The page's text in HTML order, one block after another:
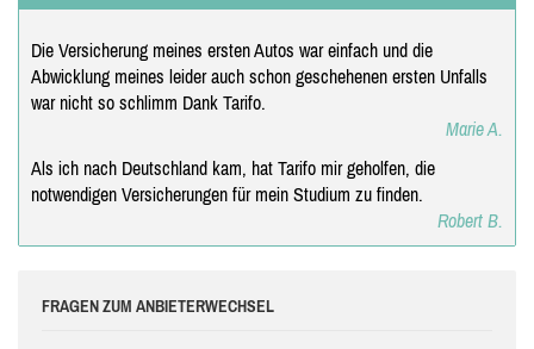
Die Versicherung meines ersten Autos war einfach und die
Abwicklung meines leider auch schon geschehenen ersten Unfalls
war nicht so schlimm Dank Tarifo.
Marie A.
Als ich nach Deutschland kam, hat Tarifo mir geholfen, die
notwendigen Versicherungen für mein Studium zu finden.
Robert B.
FRAGEN ZUM ANBIETERWECHSEL